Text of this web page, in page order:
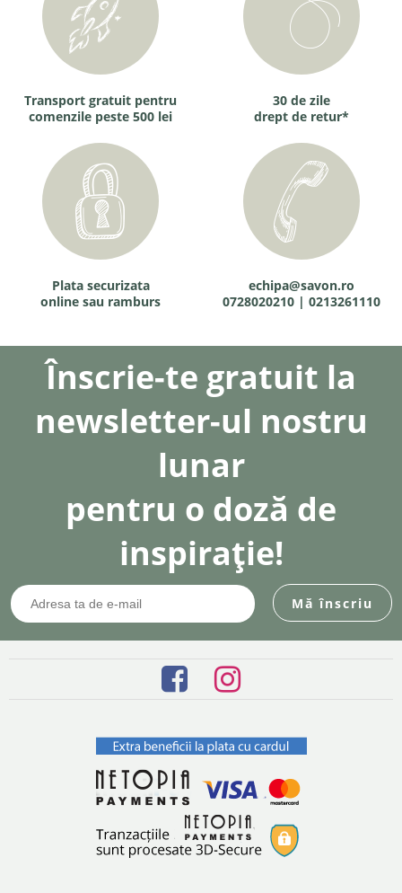
Transport gratuit pentru
comenzile peste 500 lei
30 de zile
drept de retur*
Plata securizata
online sau ramburs
echipa@savon.ro
0728020210 | 0213261110
Înscrie-te gratuit la
newsletter-ul nostru
lunar
pentru o doză de
inspirație!